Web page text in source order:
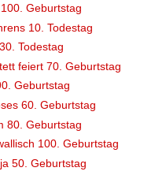
Geburtstag
10. Todestag
Todestag
feiert 70. Geburtstag
Geburtstag
60. Geburtstag
80. Geburtstag
100. Geburtstag
50. Geburtstag